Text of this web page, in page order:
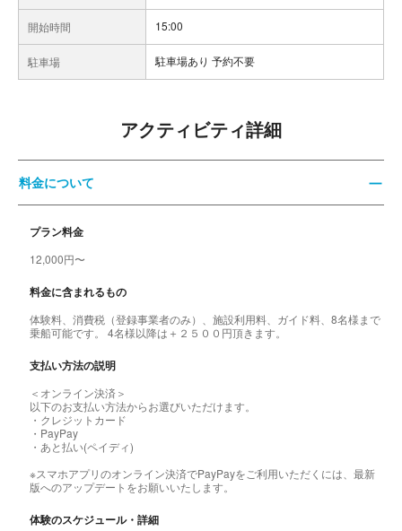
開始時間 15:00
駐車場 駐車場あり 予約不要
アクティビティ詳細
料金について
プラン料金
12,000円〜
料金に含まれるもの
体験料、消費税（登録事業者のみ）、施設利用料、ガイド料、8名様まで
乗船可能です。 4名様以降は＋２５００円頂きます。
支払い方法の説明
＜オンライン決済＞
以下のお支払い方法からお選びいただけます。
・クレジットカード
・PayPay
・あと払い(ペイディ)
※スマホアプリのオンライン決済でPayPayをご利用いただくには、最新
版へのアップデートをお願いいたします。
体験のスケジュール・詳細